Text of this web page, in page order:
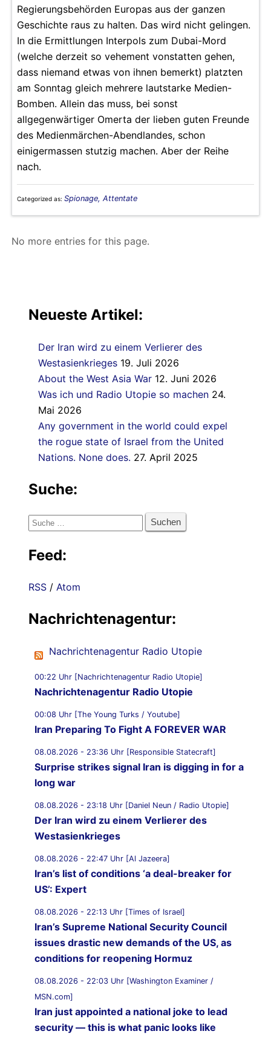
Regierungsbehörden Europas aus der ganzen
Geschichte raus zu halten. Das wird nicht gelingen.
In die Ermittlungen Interpols zum Dubai-Mord
(welche derzeit so vehement vonstatten gehen,
dass niemand etwas von ihnen bemerkt) platzten
am Sonntag gleich mehrere lautstarke Medien-
Bomben. Allein das muss, bei sonst
allgegenwärtiger Omerta der lieben guten Freunde
des Medienmärchen-Abendlandes, schon
einigermassen stutzig machen. Aber der Reihe
nach.
Categorized as: Spionage, Attentate
No more entries for this page.
Neueste Artikel:
Der Iran wird zu einem Verlierer des
Westasienkrieges 19. Juli 2026
About the West Asia War 12. Juni 2026
Was ich und Radio Utopie so machen 24.
Mai 2026
Any government in the world could expel
the rogue state of Israel from the United
Nations. None does. 27. April 2025
Suche:
Suche
Feed:
RSS / Atom
Nachrichtenagentur:
Nachrichtenagentur Radio Utopie
00:22 Uhr [Nachrichtenagentur Radio Utopie]
Nachrichtenagentur Radio Utopie
00:08 Uhr [The Young Turks / Youtube]
Iran Preparing To Fight A FOREVER WAR
08.08.2026 - 23:36 Uhr [Responsible Statecraft]
Surprise strikes signal Iran is digging in for a
long war
08.08.2026 - 23:18 Uhr [Daniel Neun / Radio Utopie]
Der Iran wird zu einem Verlierer des
Westasienkrieges
08.08.2026 - 22:47 Uhr [Al Jazeera]
Iran’s list of conditions ‘a deal-breaker for
US’: Expert
08.08.2026 - 22:13 Uhr [Times of Israel]
Iran’s Supreme National Security Council
issues drastic new demands of the US, as
conditions for reopening Hormuz
08.08.2026 - 22:03 Uhr [Washington Examiner /
MSN.com]
Iran just appointed a national joke to lead
security — this is what panic looks like